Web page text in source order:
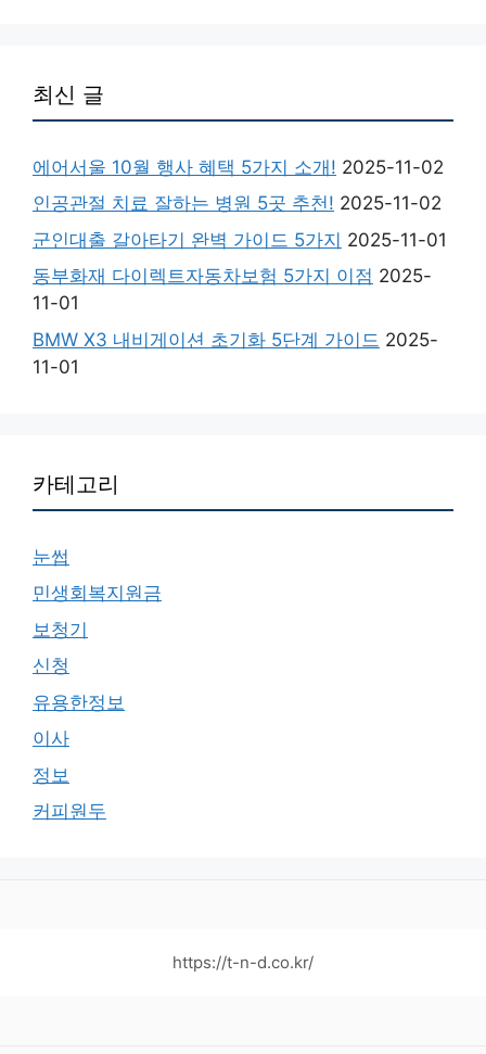
최신 글
에어서울 10월 행사 혜택 5가지 소개! 2025-11-02
인공관절 치료 잘하는 병원 5곳 추천! 2025-11-02
군인대출 갈아타기 완벽 가이드 5가지 2025-11-01
동부화재 다이렉트자동차보험 5가지 이점 2025-
11-01
BMW X3 내비게이션 초기화 5단계 가이드 2025-
11-01
카테고리
눈썹
민생회복지원금
보청기
신청
유용한정보
이사
정보
커피원두
https://t-n-d.co.kr/